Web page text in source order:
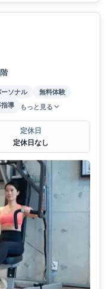
ソナル
無料体験
導 もっと見る
定休日
定休日なし